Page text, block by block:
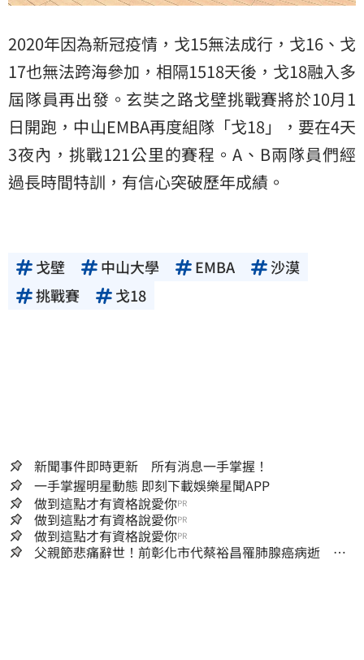
2020年因為新冠疫情，戈15無法成行，戈16、戈
17也無法跨海參加，相隔1518天後，戈18融入多
屆隊員再出發。玄奘之路戈壁挑戰賽將於10月1
日開跑，中山EMBA再度組隊「戈18」，要在4天
3夜內，挑戰121公里的賽程。A、B兩隊員們經
過長時間特訓，有信心突破歷年成績。
戈壁 中山大學 EMBA
沙漠
挑戰賽
戈18
新聞事件即時更新 所有消息一手掌握！
一手掌握明星動態 即刻下載娛樂星聞APP
做到這點才有資格說愛你PR
做到這點才有資格說愛你PR
做到這點才有資格說愛你PR
父親節悲痛辭世！前彰化市代蔡裕昌罹肺腺癌病逝 享